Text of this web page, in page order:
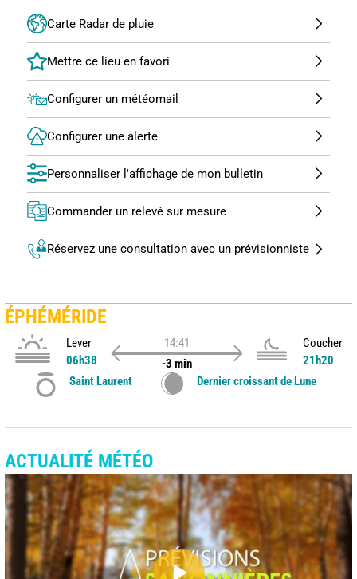
Carte Radar de pluie
Configurer un météomail
Configurer une alerte
Personnaliser l'affichage de mon bulletin
Commander un relevé sur mesure
Réservez une consultation avec un prévisionniste
ÉPHÉMÉRIDE
Lever
06h38
14:41
-3 min
Coucher
21h20
Saint Laurent
Dernier croissant de Lune
ACTUALITÉ MÉTÉO